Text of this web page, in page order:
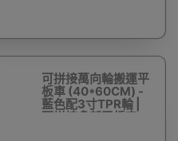
可拼接萬向輪搬運平
板車 (40*60CM) -
藍色配3寸TPR輪 |
可拼接多部平板車